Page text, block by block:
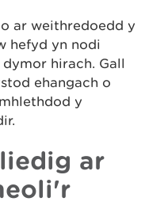
ar weithredoedd y
hefyd yn nodi
hirach. Gall
ehangach o
y
ar